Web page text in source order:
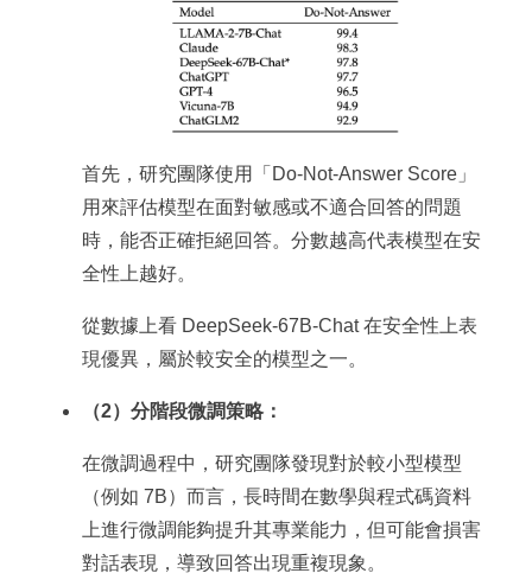
首先，研究團隊使用「Do-Not-Answer Score」
用來評估模型在面對敏感或不適合回答的問題
時，能否正確拒絕回答。分數越高代表模型在安
全性上越好。
從數據上看 DeepSeek-67B-Chat 在安全性上表
現優異，屬於較安全的模型之一。
（2）分階段微調策略：
在微調過程中，研究團隊發現對於較小型模型
（例如 7B）而言，長時間在數學與程式碼資料
上進行微調能夠提升其專業能力，但可能會損害
對話表現，導致回答出現重複現象。